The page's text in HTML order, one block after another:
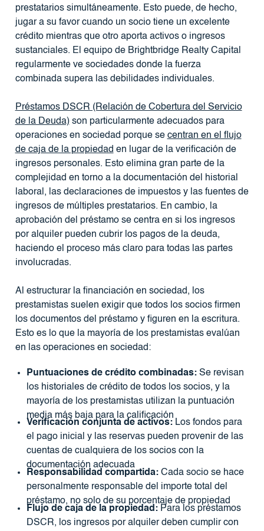
prestatarios simultáneamente. Esto puede, de hecho,
jugar a su favor cuando un socio tiene un excelente
crédito mientras que otro aporta activos o ingresos
sustanciales. El equipo de Brightbridge Realty Capital
regularmente ve sociedades donde la fuerza
combinada supera las debilidades individuales.
Préstamos DSCR (Relación de Cobertura del Servicio
de la Deuda)son particularmente adecuados para
operaciones en sociedad porque se centran en el flujo
de caja de la propiedad en lugar de la verificación de
ingresos personales. Esto elimina gran parte de la
complejidad en torno a la documentación del historial
laboral, las declaraciones de impuestos y las fuentes de
ingresos de múltiples prestatarios. En cambio, la
aprobación del préstamo se centra en si los ingresos
por alquiler pueden cubrir los pagos de la deuda,
haciendo el proceso más claro para todas las partes
involucradas.
Al estructurar la financiación en sociedad, los
prestamistas suelen exigir que todos los socios firmen
los documentos del préstamo y figuren en la escritura.
Esto es lo que la mayoría de los prestamistas evalúan
en las operaciones en sociedad:
Puntuaciones de crédito combinadas:Se revisan
los historiales de crédito de todos los socios, y la
mayoría de los prestamistas utilizan la puntuación
media más baja para la calificación
Verificación conjunta de activos:Los fondos para
el pago inicial y las reservas pueden provenir de las
cuentas de cualquiera de los socios con la
documentación adecuada
Responsabilidad compartida:Cada socio se hace
personalmente responsable del importe total del
préstamo, no solo de su porcentaje de propiedad
Flujo de caja de la propiedad:Para los préstamos
DSCR, los ingresos por alquiler deben cumplir con